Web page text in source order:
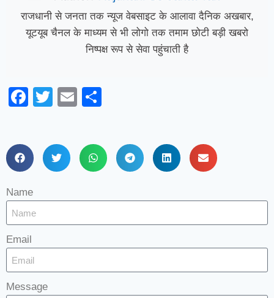
राजधानी से जनता तक न्यूज वेबसाइट के आलावा दैनिक अखबार,
यूटयूब चैनल के माध्यम से भी लोगो तक तमाम छोटी बड़ी खबरो
निष्पक्ष रूप से सेवा पहुंचाती है
Facebook
TwitterEmail
Name
Email
Message